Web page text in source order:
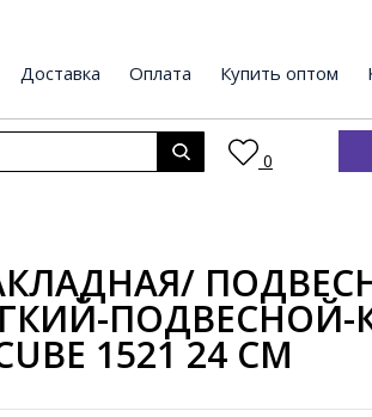
Доставка Оплата Купить оптом
0
ПОДВЕСНОЙ-
1521 24 СМ